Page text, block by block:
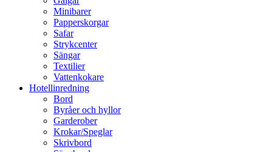
Minibarer
Papperskorgar
Safar
Strykcenter
Sängar
Textilier
Vattenkokare
Hotellinredning
Bord
Byråer och hyllor
Garderober
Krokar/Speglar
Skrivbord